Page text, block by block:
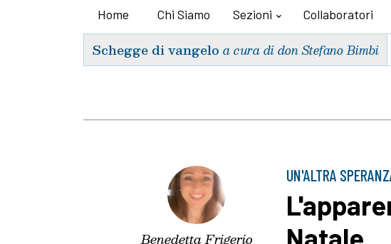
Home Chi Siamo Sezioni Collaboratori
Schegge di vangelo a cura di don Stefano Bimbi
Benedetta Frigerio
UN'ALTRA
Natale